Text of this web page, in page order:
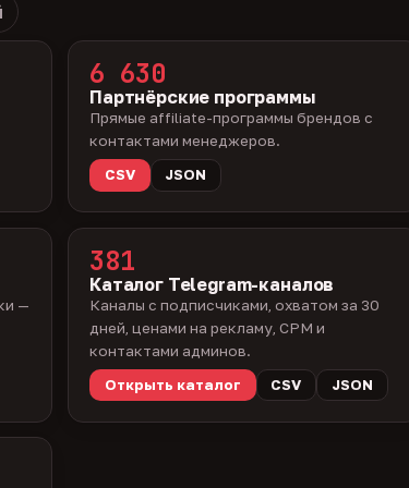
6 630
Партнёрские программы
Прямые affiliate-программы брендов с
контактами менеджеров.
CSV
JSON
—
381
Каталог Telegram-каналов
Каналы с подписчиками, охватом за 30
дней, ценами на рекламу, CPM и
контактами админов.
Открыть каталог
CSV JSON